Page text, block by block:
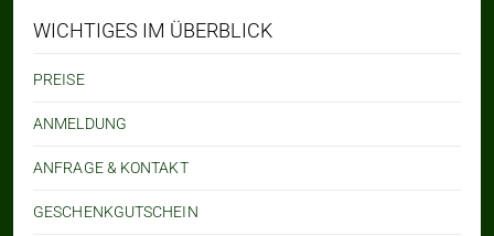
WICHTIGES IM ÜBERBLICK
PREISE
ANMELDUNG
ANFRAGE & KONTAKT
GESCHENKGUTSCHEIN